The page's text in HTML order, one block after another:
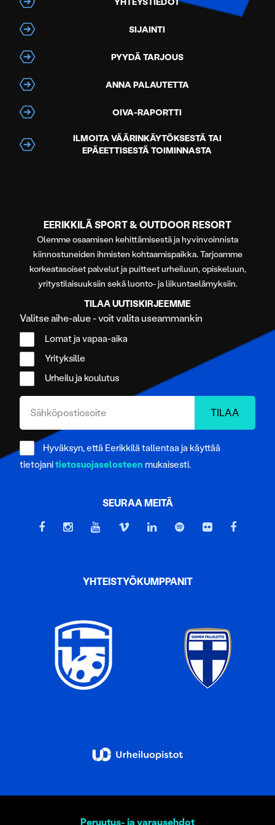
SIJAINTI
PYYDÄ TARJOUS
ANNA PALAUTETTA
OIVA-RAPORTTI
ILMOITA VÄÄRINKÄYTÖKSESTÄ TAI
EPÄEETTISESTÄ TOIMINNASTA
EERIKKILÄ SPORT & OUTDOOR RESORT
Olemme osaamisen kehittämisestä ja hyvinvoinnista
kiinnostuneiden ihmisten kohtaamispaikka. Tarjoamme
korkeatasoiset palvelut ja puitteet urheiluun, opiskeluun,
yritystilaisuuksiin sekä luonto- ja liikuntaelämyksiin.
TILAA UUTISKIRJEEMME
Valitse aihe-alue - voit valita useammankin
Lomat ja vapaa-aika
Yrityksille
Urheilu ja koulutus
Hyväksyn, että Eerikkilä tallentaa ja käyttää
tietojanitietosuojaselosteen mukaisesti.
SEURAA MEITÄ
YHTEISTYÖKUMPPANIT
Peruutus- ja varausehdot